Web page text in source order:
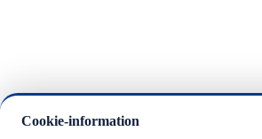
Cookie-information